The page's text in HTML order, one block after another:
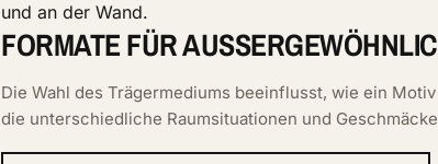
und an der Wand.
FORMATE FÜR
Die Wahl des Trägermediums beeinflusst, wie ein
die unterschiedliche Raumsituationen und